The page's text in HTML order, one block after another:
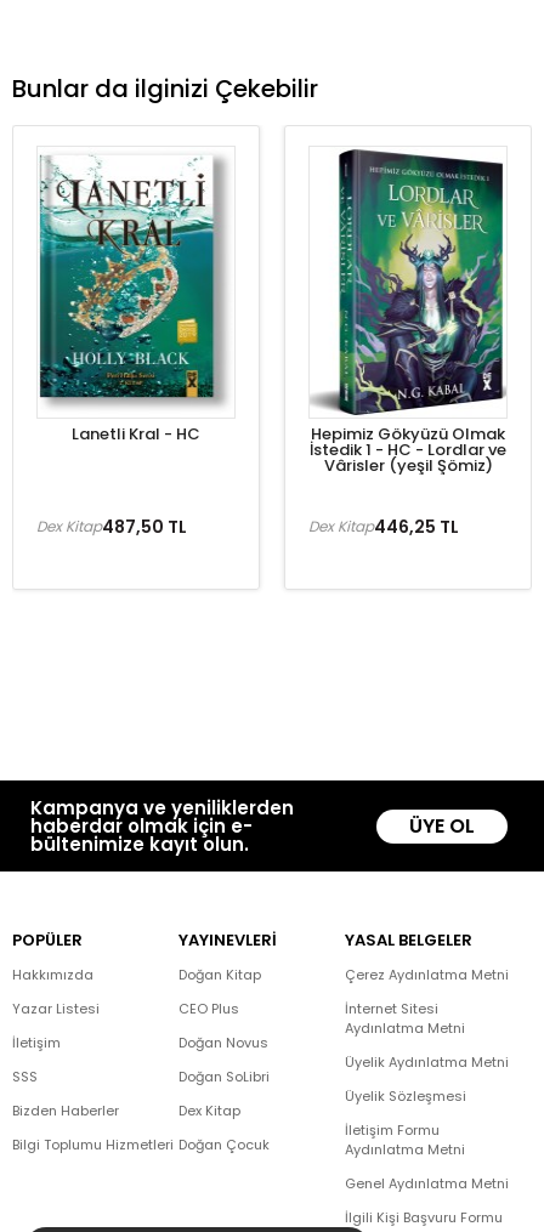
Bunlar da ilginizi Çekebilir
Lanetli Kral - HC
487,50 TL
Dex Kitap
Hepimiz Gökyüzü Olmak
İstedik 1 - HC - Lordlar ve
Vârisler (yeşil Şömiz)
446,25 TL
Dex Kitap
Kampanya ve yeniliklerden
haberdar olmak için e-
bültenimize kayıt olun.
ÜYE OL
POPÜLER
Hakkımızda
Yazar Listesi
İletişim
SSS
Bizden Haberler
Bilgi Toplumu Hizmetleri
YAYINEVLERİ
Doğan Kitap
CEO Plus
Doğan Novus
Doğan SoLibri
Dex Kitap
Doğan Çocuk
YASAL BELGELER
Çerez Aydınlatma Metni
İnternet Sitesi
Aydınlatma Metni
Üyelik Aydınlatma Metni
Üyelik Sözleşmesi
İletişim Formu
Aydınlatma Metni
Genel Aydınlatma Metni
İlgili Kişi Başvuru Formu